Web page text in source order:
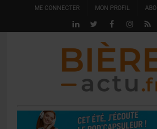
ME CONNECTER MON PROFIL